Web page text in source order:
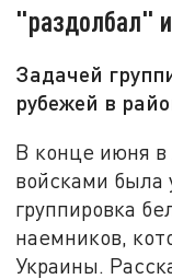
"раздолбал"
Задачей
рубежей в
В конце июня в
войсками была
группировка
наемников,
Украины.